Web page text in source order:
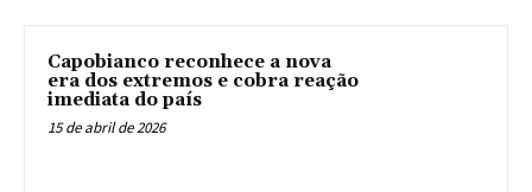
Capobianco reconhece a nova
era dos extremos e cobra reação
imediata do país
15 de abril de 2026